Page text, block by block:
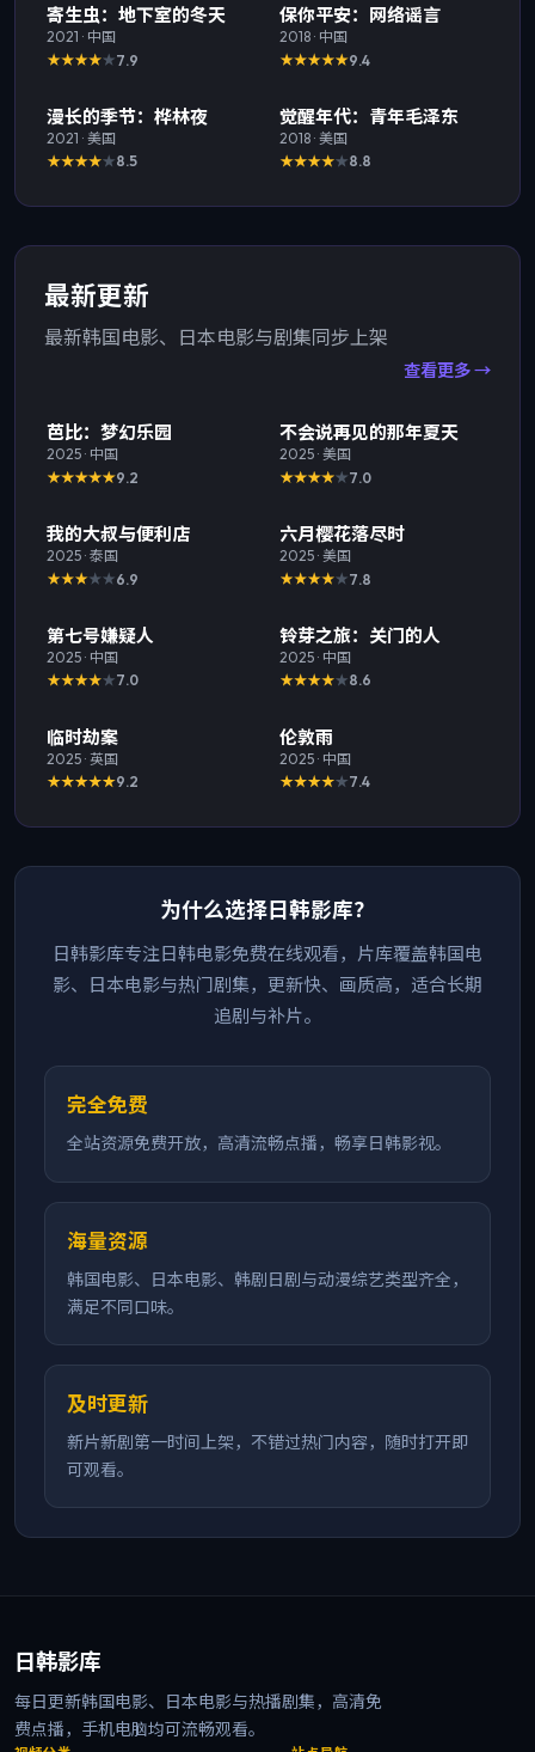
热门
寄生虫：地下室的冬天
2021 · 中国
7.9
热门
保你平安：网络谣言
2018 · 中国
9.4
热门
漫长的季节：桦林夜
2021 ·美国
8.5
热门
觉醒年代：青年毛泽东
2018 ·美国
8.8
最新更新
最新韩国电影、日本电影与剧集同步上架
查看更多 →
最新
芭比：梦幻乐园
2025 · 中国
9.2
最新 TOP
不会说再见的那年夏天
2025 ·美国
7.0
最新
我的大叔与便利店
2025 ·泰国
6.9
最新
六月樱花落尽时
2025 ·美国
7.8
最新
第七号嫌疑人
2025 · 中国
7.0
最新
铃芽之旅：关门的人
2025 · 中国
8.6
最新
临时劫案
2025 · 英国
9.2
最新
伦敦雨
2025 · 中国
7.4
为什么选择日韩影库？
日韩影库专注日韩电影免费在线观看，片库覆盖韩国电
影、日本电影与热门剧集，更新快、画质高，适合长期
追剧与补片。
完全免费
全站资源免费开放，高清流畅点播，畅享日韩影视。
海量资源
韩国电影、日本电影、韩剧日剧与动漫综艺类型齐全，
满足不同口味。
及时更新
新片新剧第一时间上架，不错过热门内容，随时打开即
可观看。
日韩影库
每日更新韩国电影、日本电影与热播剧集，高清免
费点播，手机电脑均可流畅观看。